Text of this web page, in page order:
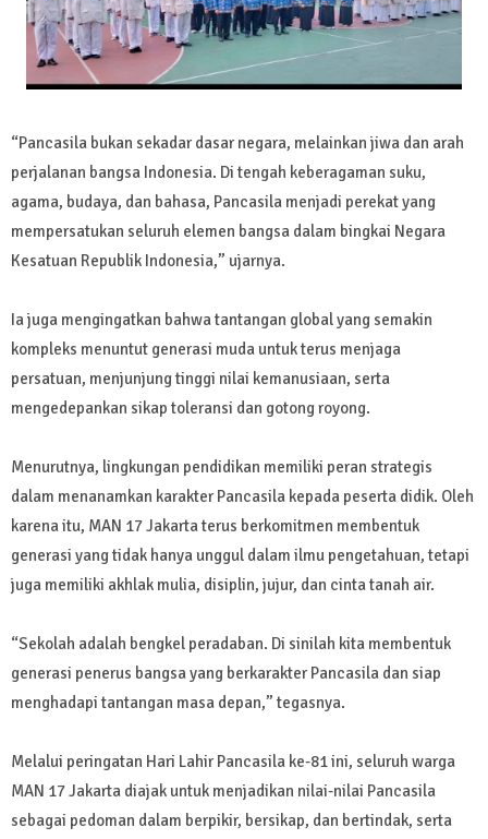
“Pancasila bukan sekadar dasar negara, melainkan jiwa dan arah
perjalanan bangsa Indonesia. Di tengah keberagaman suku,
agama, budaya, dan bahasa, Pancasila menjadi perekat yang
mempersatukan seluruh elemen bangsa dalam bingkai Negara
Kesatuan Republik Indonesia,” ujarnya.
Ia juga mengingatkan bahwa tantangan global yang semakin
kompleks menuntut generasi muda untuk terus menjaga
persatuan, menjunjung tinggi nilai kemanusiaan, serta
mengedepankan sikap toleransi dan gotong royong.
Menurutnya, lingkungan pendidikan memiliki peran strategis
dalam menanamkan karakter Pancasila kepada peserta didik. Oleh
karena itu, MAN 17 Jakarta terus berkomitmen membentuk
generasi yang tidak hanya unggul dalam ilmu pengetahuan, tetapi
juga memiliki akhlak mulia, disiplin, jujur, dan cinta tanah air.
“Sekolah adalah bengkel peradaban. Di sinilah kita membentuk
generasi penerus bangsa yang berkarakter Pancasila dan siap
menghadapi tantangan masa depan,” tegasnya.
Melalui peringatan Hari Lahir Pancasila ke-81 ini, seluruh warga
MAN 17 Jakarta diajak untuk menjadikan nilai-nilai Pancasila
sebagai pedoman dalam berpikir, bersikap, dan bertindak, serta